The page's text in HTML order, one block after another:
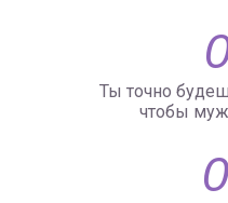
Ты точно
чтобы